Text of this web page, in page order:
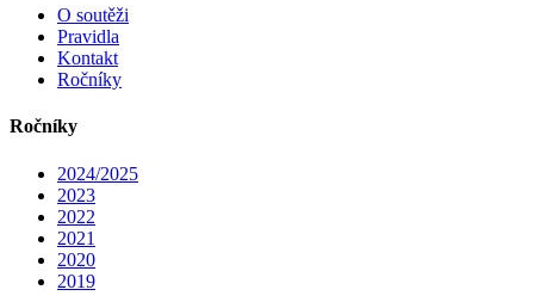
O soutěži
Pravidla
Kontakt
Ročníky
Ročníky
2024/2025
2023
2022
2021
2020
2019